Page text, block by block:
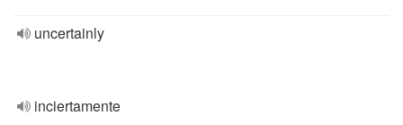
uncertainly
inciertamente